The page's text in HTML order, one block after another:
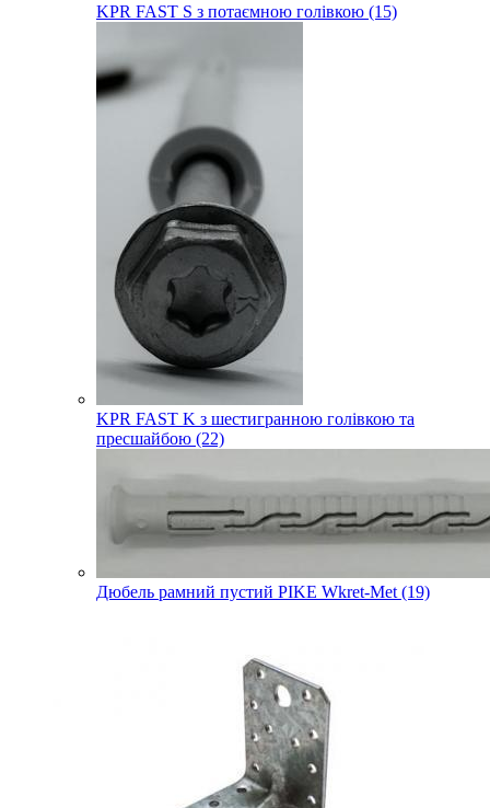
KPR FAST S з потаємною голівкою (15)
KPR FAST K з шестигранною голівкою та
пресшайбою (22)
Дюбель рамний пустий PIKE Wkret-Met (19)